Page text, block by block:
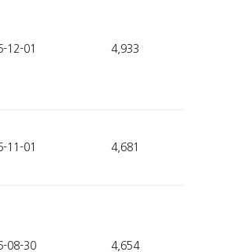
12-01 4,933
11-01 4,681
08-30 4,654